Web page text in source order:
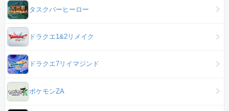
タスクバーヒーロー
ドラクエ1&2リメイク
ドラクエ7リイマジンド
ポケモンZA